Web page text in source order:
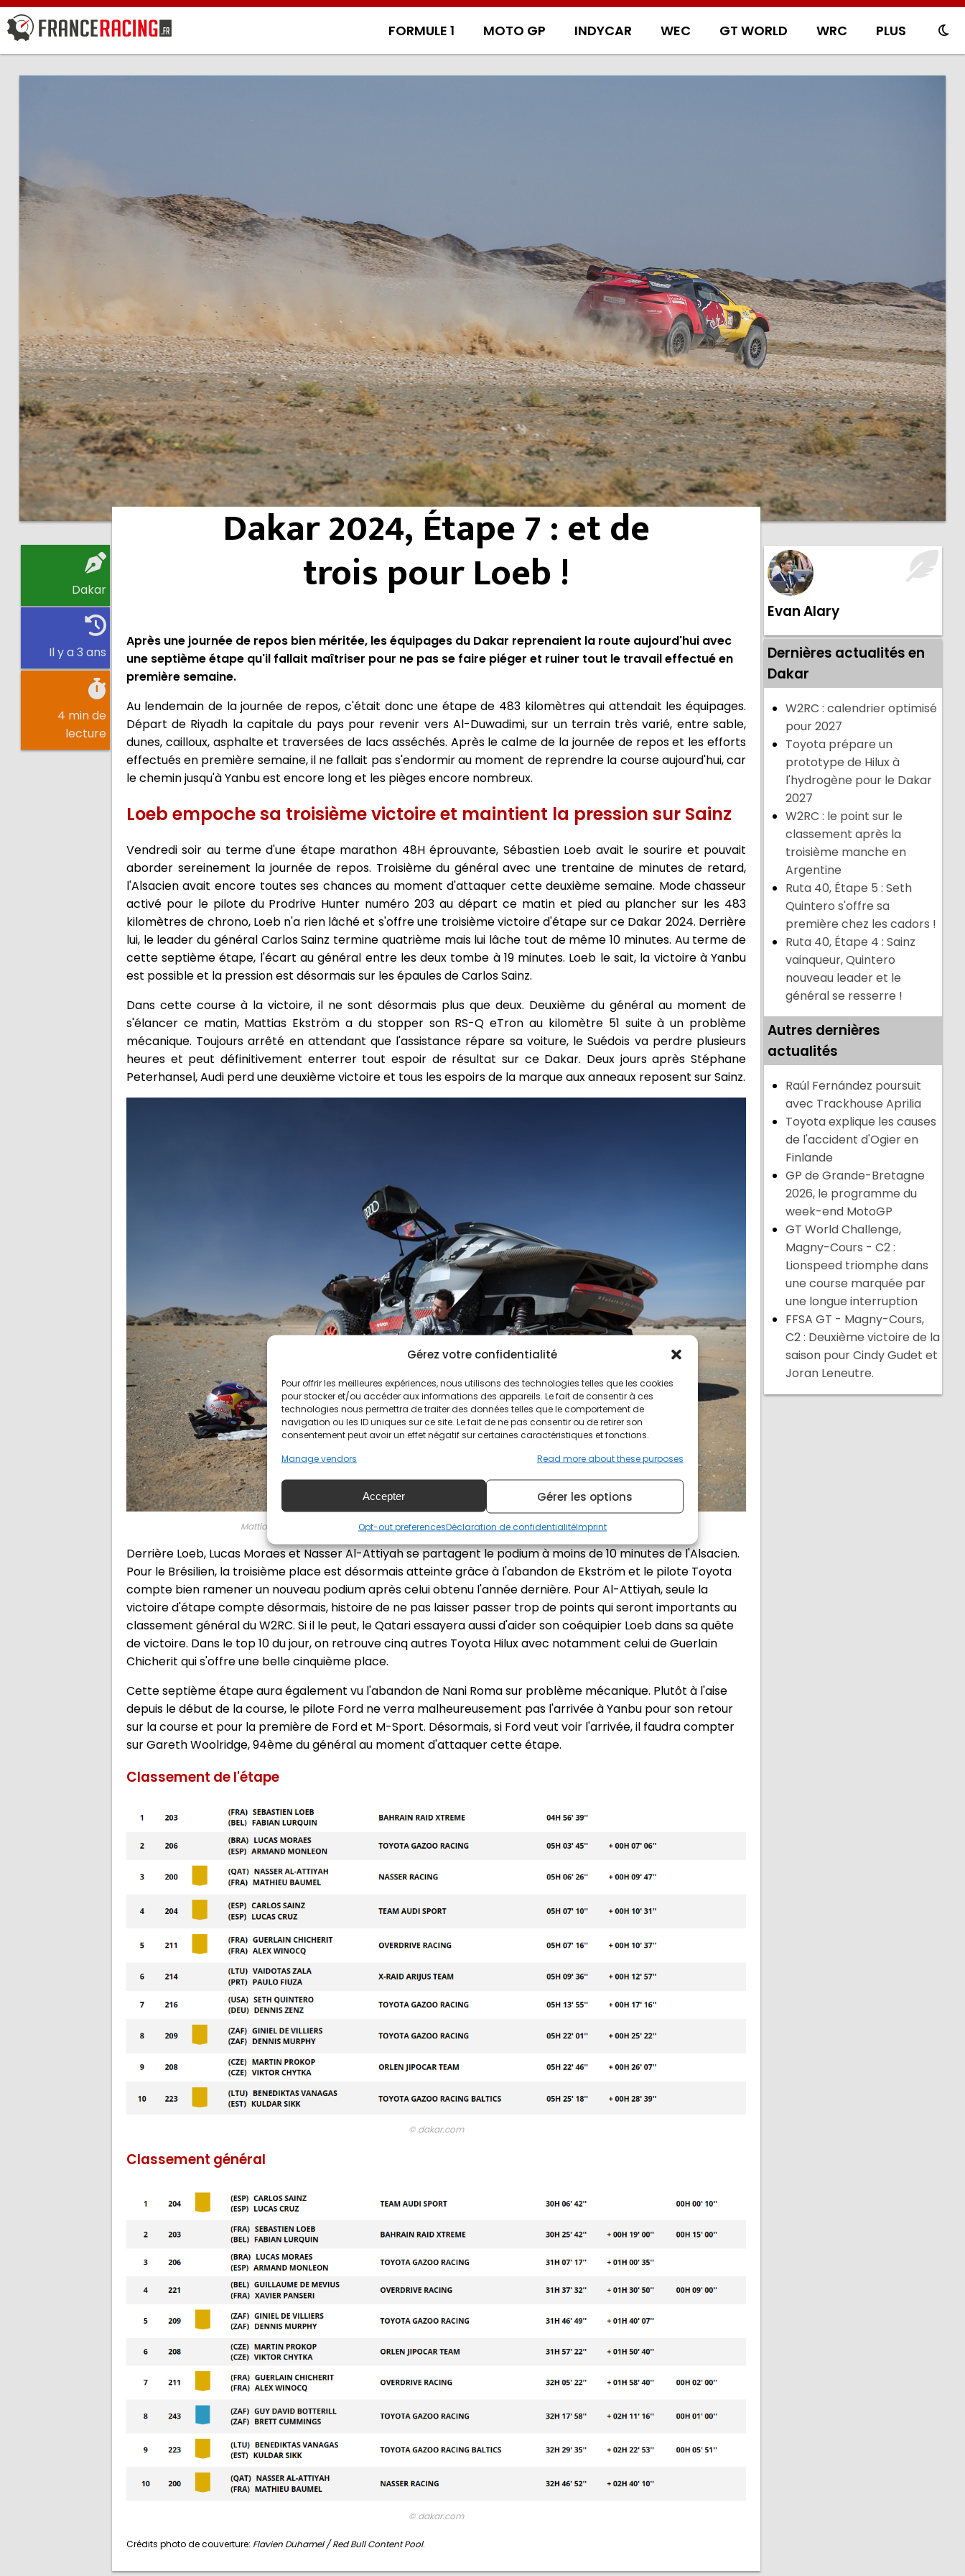
Gérez votre confidentialité
Pour offrir les meilleures expériences, nous utilisons des technologies telles que les cookies
pour stocker et/ou accéder aux informations des appareils. Le fait de consentir à ces
technologies nous permettra de traiter des données telles que le comportement de
navigation ou les ID uniques sur ce site. Le fait de ne pas consentir ou de retirer son
consentement peut avoir un effet négatif sur certaines caractéristiques et fonctions.
Manage vendors
Read more about these purposes
Accepter Gérer les options
Opt-out preferencesDéclaration de confidentialitéImprint
FORMULE 1 MOTO GP INDYCAR WEC GT WORLD WRC PLUS
Dakar
Il y a 3 ans
4 min de
lecture
Dakar 2024, Étape 7 : et de
trois pour Loeb !
Après une journée de repos bien méritée, les équipages du Dakar reprenaient la route aujourd'hui avec
une septième étape qu'il fallait maîtriser pour ne pas se faire piéger et ruiner tout le travail effectué en
première semaine.
Au lendemain de la journée de repos, c'était donc une étape de 483 kilomètres qui attendait les équipages.
Départ de Riyadh la capitale du pays pour revenir vers Al-Duwadimi, sur un terrain très varié, entre sable,
dunes, cailloux, asphalte et traversées de lacs asséchés. Après le calme de la journée de repos et les efforts
effectués en première semaine, il ne fallait pas s'endormir au moment de reprendre la course aujourd'hui, car
le chemin jusqu'à Yanbu est encore long et les pièges encore nombreux.
Loeb empoche sa troisième victoire et maintient la pression sur Sainz
Vendredi soir au terme d'une étape marathon 48H éprouvante, Sébastien Loeb avait le sourire et pouvait
aborder sereinement la journée de repos. Troisième du général avec une trentaine de minutes de retard,
l'Alsacien avait encore toutes ses chances au moment d'attaquer cette deuxième semaine. Mode chasseur
activé pour le pilote du Prodrive Hunter numéro 203 au départ ce matin et pied au plancher sur les 483
kilomètres de chrono, Loeb n'a rien lâché et s'offre une troisième victoire d'étape sur ce Dakar 2024. Derrière
lui, le leader du général Carlos Sainz termine quatrième mais lui lâche tout de même 10 minutes. Au terme de
cette septième étape, l'écart au général entre les deux tombe à 19 minutes. Loeb le sait, la victoire à Yanbu
est possible et la pression est désormais sur les épaules de Carlos Sainz.
Dans cette course à la victoire, il ne sont désormais plus que deux. Deuxième du général au moment de
s'élancer ce matin, Mattias Ekström a du stopper son RS-Q eTron au kilomètre 51 suite à un problème
mécanique. Toujours arrêté en attendant que l'assistance répare sa voiture, le Suédois va perdre plusieurs
heures et peut définitivement enterrer tout espoir de résultat sur ce Dakar. Deux jours après Stéphane
Peterhansel, Audi perd une deuxième victoire et tous les espoirs de la marque aux anneaux reposent sur Sainz.
Mattias Ekström et Emil Bergkvist à l'arrêt au kilomètre 51 de l'étape | © A.S.O. / A.Vincent / DPPI
Derrière Loeb, Lucas Moraes et Nasser Al-Attiyah se partagent le podium à moins de 10 minutes de l'Alsacien.
Pour le Brésilien, la troisième place est désormais atteinte grâce à l'abandon de Ekström et le pilote Toyota
compte bien ramener un nouveau podium après celui obtenu l'année dernière. Pour Al-Attiyah, seule la
victoire d'étape compte désormais, histoire de ne pas laisser passer trop de points qui seront importants au
classement général du W2RC. Si il le peut, le Qatari essayera aussi d'aider son coéquipier Loeb dans sa quête
de victoire. Dans le top 10 du jour, on retrouve cinq autres Toyota Hilux avec notamment celui de Guerlain
Chicherit qui s'offre une belle cinquième place.
Cette septième étape aura également vu l'abandon de Nani Roma sur problème mécanique. Plutôt à l'aise
depuis le début de la course, le pilote Ford ne verra malheureusement pas l'arrivée à Yanbu pour son retour
sur la course et pour la première de Ford et M-Sport. Désormais, si Ford veut voir l'arrivée, il faudra compter
sur Gareth Woolridge, 94ème du général au moment d'attaquer cette étape.
Classement de l'étape
© dakar.com
Classement général
© dakar.com
Crédits photo de couverture: Flavien Duhamel / Red Bull Content Pool.
Evan Alary
Dernières actualités en
Dakar
W2RC : calendrier optimisé
pour 2027
Toyota prépare un
prototype de Hilux à
l'hydrogène pour le Dakar
2027
W2RC : le point sur le
classement après la
troisième manche en
Argentine
Ruta 40, Étape 5 : Seth
Quintero s'offre sa
première chez les cadors !
Ruta 40, Étape 4 : Sainz
vainqueur, Quintero
nouveau leader et le
général se resserre !
Autres dernières
actualités
Raúl Fernández poursuit
avec Trackhouse Aprilia
Toyota explique les causes
de l'accident d'Ogier en
Finlande
GP de Grande-Bretagne
2026, le programme du
week-end MotoGP
GT World Challenge,
Magny-Cours - C2 :
Lionspeed triomphe dans
une course marquée par
une longue interruption
FFSA GT - Magny-Cours,
C2 : Deuxième victoire de la
saison pour Cindy Gudet et
Joran Leneutre.